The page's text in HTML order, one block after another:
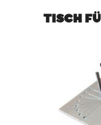
TISCH